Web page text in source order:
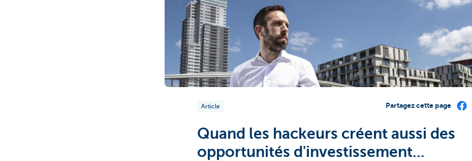
Article Partagez cette page
Quand les hackeurs créent aussi des
opportunités d'investissement...